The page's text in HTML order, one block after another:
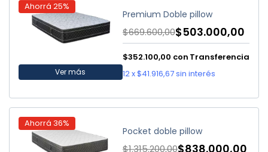
Ahorrá 25%
Ver más
Premium Doble pillow
$503.000,00
$669.600,00
$352.100,00 con Transferencia
12x$41.916,67sin interés
Ahorrá 36%
Pocket doble pillow
$838.000,00
$1.315.200,00